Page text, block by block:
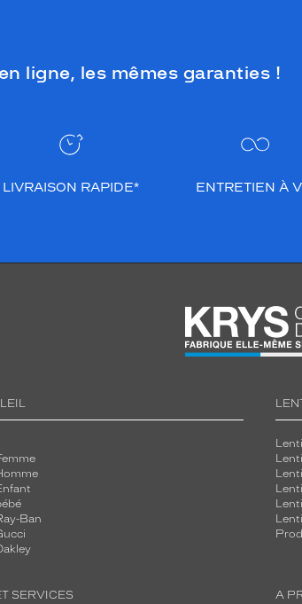
ligne, les mêmes garanties !
LIVRAISON RAPIDE* ENTRETIEN À
Ban
SERVICES A